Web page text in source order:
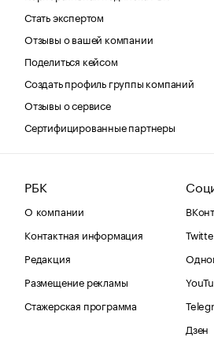
Стать экспертом
Отзывы о вашей компании
Поделиться кейсом
Создать профиль группы компаний
Отзывы о сервисе
Сертифицированные партнеры
РБК
О компании
Контактная информация
Редакция
Размещение рекламы
Стажерская программа
Дзен